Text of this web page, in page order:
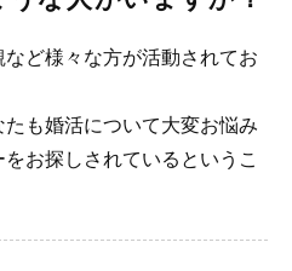
ど様々な方が活動されてお
も婚活について大変お悩み
お探しされているというこ